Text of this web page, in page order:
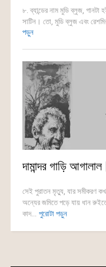
৮. ব্যান্ডের নাম মুডি ব্লুজ,
সাটিন। তো, মুডি ব্লুজ এবং
পড়ুন
দামান্দর গাড়ি
সেই পুরাতন মৃত্যু, যার সমীকরণ
অন্যের জমিতে পড়ে যায় ধান
কাদ... পুরোটা পড়ুন